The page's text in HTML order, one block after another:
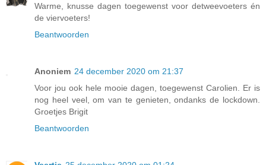
Warme, knusse dagen toegewenst voor detweevoeters én
de viervoeters!
Beantwoorden
Anoniem 24 december 2020 om 21:37
Voor jou ook hele mooie dagen, toegewenst Carolien. Er is
nog heel veel, om van te genieten, ondanks de lockdown.
Groetjes Brigit
Beantwoorden